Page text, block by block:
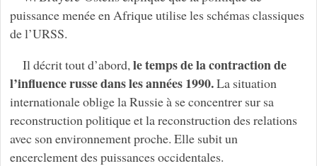
puissance menée en Afrique utilise les schémas classiques
de l’URSS.
Il décrit tout d’abord, le temps de la contraction de
l’influence russe dans les années 1990.La situation
internationale oblige la Russie à se concentrer sur sa
reconstruction politique et la reconstruction des relations
avec son environnement proche. Elle subit un
encerclement des puissances occidentales.